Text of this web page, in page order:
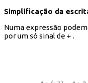
Simplificação da
Numa expressão
por um só sinal de + .